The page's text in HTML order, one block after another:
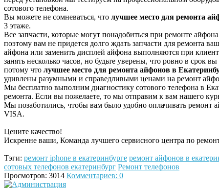
сотового телефона.
Вы можете не сомневаться, что лучшее место для ремонта
3 этаже.
Все запчасти, которые могут понадобиться при ремонте
поэтому вам не придется долго ждать запчасти для ремонта
айфона или заменить дисплей айфона выполняются при
занять несколько часов, но будьте уверены, что ровно в срок
потому что лучшее место для ремонта айфонов в
удивлены разумными и справедливыми ценами на ремонт
Мы бесплатно выполним диагностику сотового телефона в
ремонта. Если вы пожелаете, то мы отправим к вам нашего
Мы позаботились, чтобы вам было удобно оплачивать ремонт
VISA.
Цените качество!
Искренне ваши, Команда лучшего сервисного центра по
Тэги: ремонт iphone в екатеринбурге ремонт айфонов в
сотовых телефонов екатеринбург Ремонт телефонов
Просмотров: 3014 Комментариев: 0